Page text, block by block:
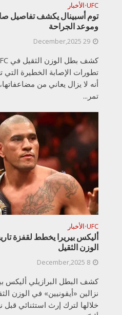
UFC
•الأخبار
توم أسبينال يكشف تفاصيل
وموعد الجراحة
29 December,2025
تطورات الإصابة الخطيرة
أنه لا يزال يعاني من
تمر...
UFC
•الأخبار
أليكس بيريرا يخطط لقفزة
الوزن الثقيل
8 December,2025
كشف البطل البرازيلي أليكس
نزالين «أيقونيين» في
خلالها لترك إرث استثنائي قبل